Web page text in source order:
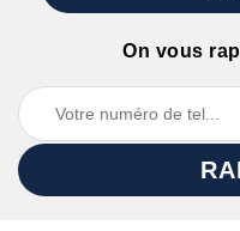
On vous